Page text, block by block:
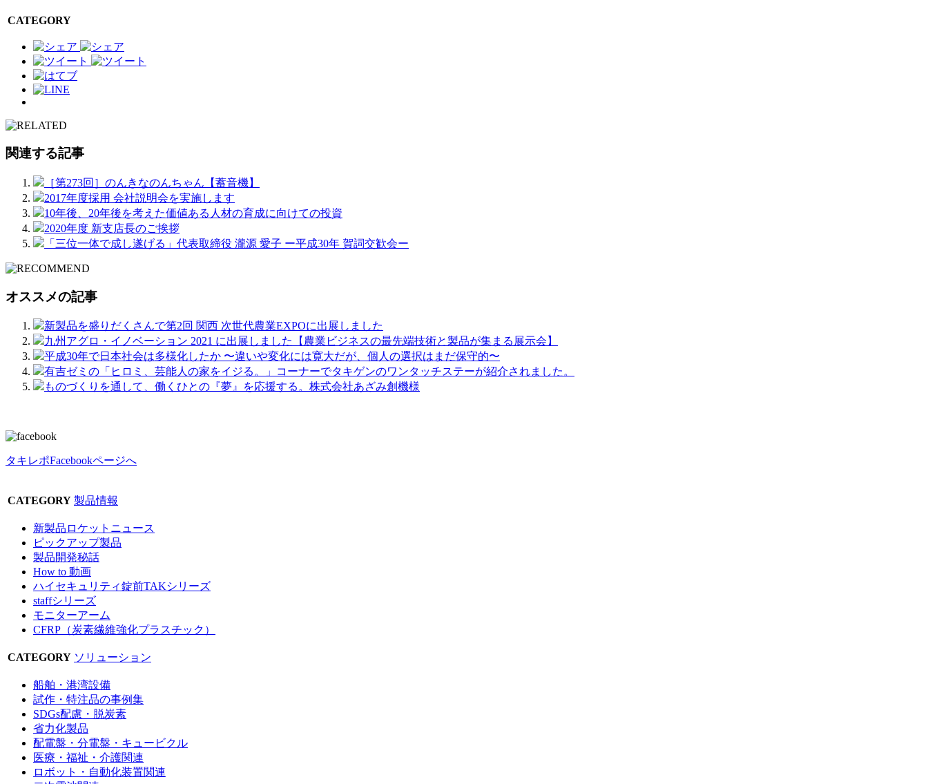
CATEGORY
関連する記事
［第273回］のんきなのんちゃん【蓄音機】
2017年度採用 会社説明会を実施します
10年後、20年後を考えた価値ある人材の育成に向けての投資
2020年度 新支店長のご挨拶
「三位一体で成し遂げる」代表取締役 瀧源 愛子 ー平成30年 賀詞交歓会ー
オススメの記事
新製品を盛りだくさんで第2回 関西 次世代農業EXPOに出展しました
九州アグロ・イノベーション 2021 に出展しました【農業ビジネスの最先端技術と製品が集まる展示会】
平成30年で日本社会は多様化したか 〜違いや変化には寛大だが、個人の選択はまだ保守的〜
有吉ゼミの「ヒロミ、芸能人の家をイジる。」コーナーでタキゲンのワンタッチステーが紹介されました。
ものづくりを通して、働くひとの『夢』を応援する。株式会社あざみ創機様
タキレポFacebookページへ
CATEGORY 製品情報
新製品ロケットニュース
ピックアップ製品
製品開発秘話
How to 動画
ハイセキュリティ錠前TAKシリーズ
staffシリーズ
モニターアーム
CFRP（炭素繊維強化プラスチック）
CATEGORY ソリューション
船舶・港湾設備
試作・特注品の事例集
SDGs配慮・脱炭素
省力化製品
配電盤・分電盤・キュービクル
医療・福祉・介護関連
ロボット・自動化装置関連